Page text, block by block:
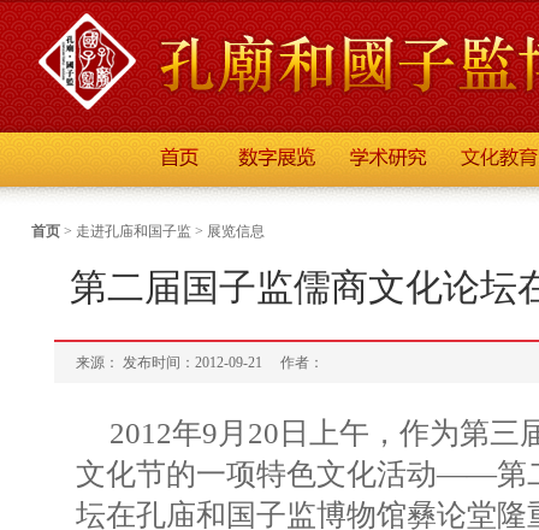
首页 > 走进孔庙和国子监 > 展览信息
第二届国子监儒商文化论坛
来源： 发布时间：2012-09-21 作者：
2012年9月20日上午，作为第三
文化节的一项特色文化活动——第
坛在孔庙和国子监博物馆彝论堂隆